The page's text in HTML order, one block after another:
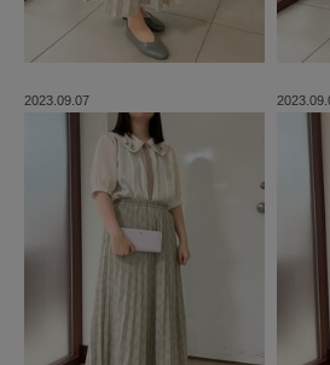
2023.09.07